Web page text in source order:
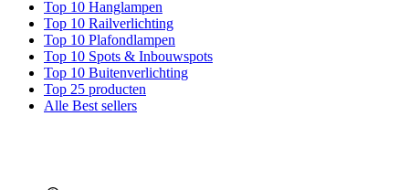
Top 10 Hanglampen
Top 10 Railverlichting
Top 10 Plafondlampen
Top 10 Spots & Inbouwspots
Top 10 Buitenverlichting
Top 25 producten
Alle Best sellers